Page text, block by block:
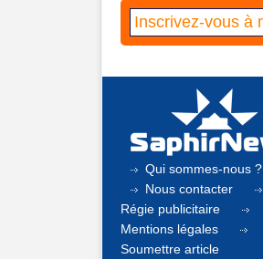
Qui sommes-nous ?
Nous contacter
Régie publicitaire
Mentions légales
Soumettre article